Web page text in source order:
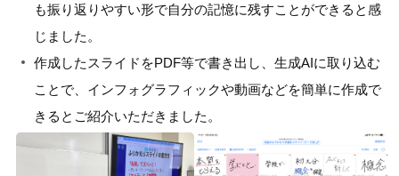
も振り返りやすい形で自分の記憶に残すことができると感
じました。
作成したスライドをPDF等で書き出し、生成AIに取り込む
ことで、インフォグラフィックや動画などを簡単に作成で
きるとご紹介いただきました。